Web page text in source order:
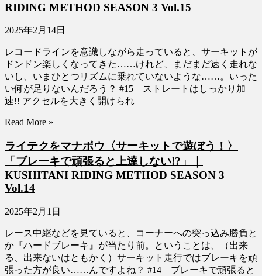
RIDING METHOD SEASON 3 Vol.15
2025年2月14日
レコードラインを意識しながら走っていると、サーキットが
ドンドン楽しくなってきた……けれど、まだまだ速く走れな
いし、いまひとつリズムに乗れていないような……。いった
い何が足りないんだろう？ #15 ストレートはしっかり加
速!! アクセルを大きく開けられ
Read More »
ライテクをマナボウ〈サーキットで遊ぼう！〉
「ブレーキで頑張ると上達しない!?」｜
KUSHITANI RIDING METHOD SEASON 3
Vol.14
2025年2月1日
レース中継などを見ていると、コーナーへの突っ込み勝負と
か『ハードブレーキ』が当たり前。ということは、（出来
る、出来ないはともかく）サーキット走行ではブレーキを頑
張った方が良い……んですよね？ #14 ブレーキで頑張ると